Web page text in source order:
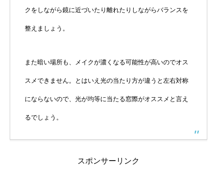
クをしながら鏡に近づいたり離れたりしながらバランスを
整えましょう。
また暗い場所も、メイクが濃くなる可能性が高いのでオス
スメできません。とはいえ光の当たり方が違うと左右対称
にならないので、光が均等に当たる窓際がオススメと言え
るでしょう。
スポンサーリンク